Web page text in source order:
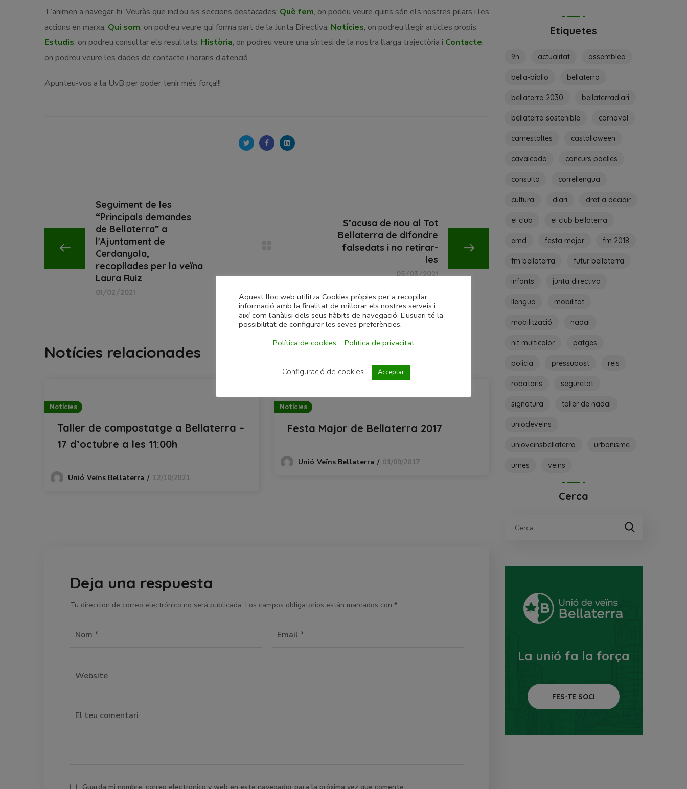
T’animen a navegar-hi. Veuràs que inclou sis seccions destacades: Què fem, on podeu veure quins són els nostres pilars i les
accions en marxa; Qui som, on podreu veure qui forma part de la Junta Directiva; Notícies, on podreu llegir articles propis;
Estudis, on podreu consultar els resultats; Història, on podreu veure una síntesi de la nostra llarga trajectòria i Contacte,
on podreu veure les dades de contacte i horaris d’atenció.
Apunteu-vos a la UvB per poder tenir més força!!!
Seguiment de les
“Principals demandes
de Bellaterra” a
l'Ajuntament de
Cerdanyola,
recopilades per la veïna
Laura Ruiz
01/02/2021
S’acusa de nou al Tot
Bellaterra de difondre
falsedats i no retirar-
les
05/03/2021
Notícies relacionades
Notícies
Taller de compostatge a Bellaterra –
17 d’octubre a les 11:00h
Unió Veïns Bellaterra 12/10/2021
Notícies
Festa Major de Bellaterra 2017
Unió Veïns Bellaterra 01/09/2017
Deja una respuesta
Tu dirección de correo electrónico no será publicada. Los campos obligatorios están marcados con *
Guarda mi nombre, correo electrónico y web en este navegador para la próxima vez que comente.
Etiquetes
9n actualitat assemblea
bella-biblio bellaterra
bellaterra 2030 bellaterradiari
bellaterra sostenible carnaval
carnestoltes castalloween
cavalcada concurs paelles
consulta correllengua
cultura diari dret a decidir
el club el club bellaterra
emd festa major fm 2018
fm bellaterra futur bellaterra
infants junta directiva
llengua mobilitat
mobilització nadal
nit multicolor patges
policia pressupost reis
robatoris seguretat
signatura taller de nadal
uniodeveins
unioveinsbellaterra urbanisme
urnes veins
Cerca
La unió fa la força
FES-TE SOCI
Aquest lloc web utilitza Cookies pròpies per a recopilar
informació amb la finalitat de millorar els nostres serveis i
així com l'anàlisi dels seus hàbits de navegació. L'usuari té la
possibilitat de configurar les seves preferències.
Política de cookies
Política de privacitat
Configuració de cookies Acceptar